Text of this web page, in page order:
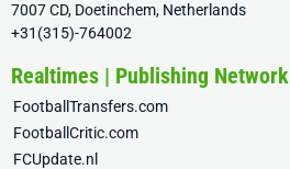
7007 CD, Doetinchem, Netherlands
+31(315)-764002
Realtimes | Publishing Network
FootballTransfers.com
FootballCritic.com
FCUpdate.nl